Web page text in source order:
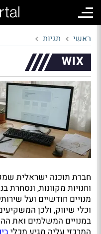
ראשי תגיות
WIX
חברת תוכנה ישראלית
וחנויות מקוונות,
מנויים חודשיים ועל
וכלי שיווק, ולכן
במנויים המשלמים ואת